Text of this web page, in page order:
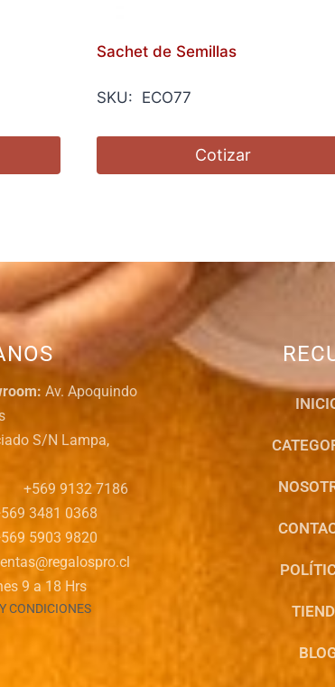
Sachet de Semillas
SKU: ECO77
Cotizar
Av. Apoquindo
S/N Lampa,
+569 9132 7186
3481 0368
5903 9820
9 a 18 Hrs
CONDICIONES